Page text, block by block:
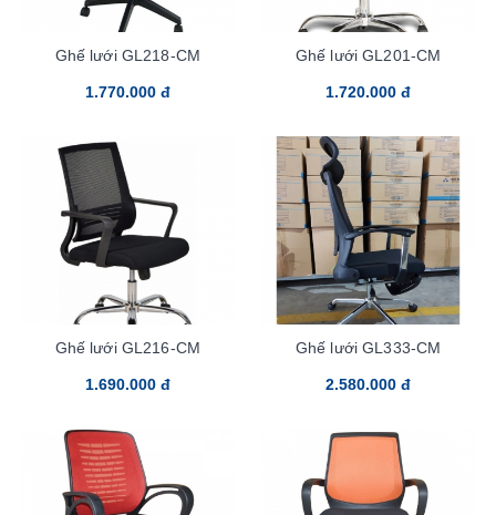
Ghế lưới GL218-CM
1.770.000 đ
Ghế lưới GL201-CM
1.720.000 đ
Ghế lưới GL216-CM
1.690.000 đ
Ghế lưới GL333-CM
2.580.000 đ